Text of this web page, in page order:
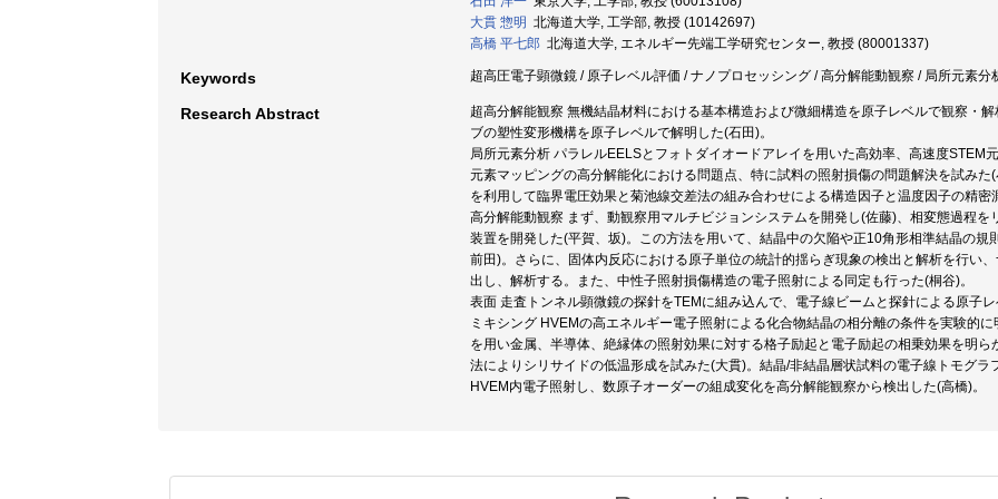
大貫 惣明 北海道大学, 工学部, 教授 (10142697)
高橋 平七郎 北海道大学, エネルギー先端工学研究センター, 教授 (80001337)
Keywords 超高圧電子顕微鏡 / 原子レベル評価 / ナノプロセッシング / 高分解能動観察 / 局所元素分
Research Abstract
超高分解能観察 無機結晶材料における基本構造および微細構造を原子レベルで観察・
ブの塑性変形機構を原子レベルで解明した(石田)。
局所元素分析 パラレルEELSとフォトダイオードアレイを用いた高効率、高速度STEM
元素マッピングの高分解能化における問題点、特に試料の照射損傷の問題解決を試み
を利用して臨界電圧効果と菊池線交差法の組み合わせによる構造因子と温度因子の精密
高分解能動観察 まず、動観察用マルチビジョンシステムを開発し(佐藤)、相変態過程
装置を開発した(平賀、坂)。この方法を用いて、結晶中の欠陥や正10角形相準結晶の
前田)。さらに、固体内反応における原子単位の統計的揺らぎ現象の検出と解析を行い
出し、解析する。また、中性子照射損傷構造の電子照射による同定も行った(桐谷)。
表面 走査トンネル顕微鏡の探針をTEMに組み込んで、電子線ビームと探針による原子
ミキシング HVEMの高エネルギー電子照射による化合物結晶の相分離の条件を実験的
を用い金属、半導体、絶縁体の照射効果に対する格子励起と電子励起の相乗効果を明
法によりシリサイドの低温形成を試みた(大貫)。結晶/非結晶層状試料の電子線トモグ
HVEM内電子照射し、数原子オーダーの組成変化を高分解能観察から検出した(高橋)。